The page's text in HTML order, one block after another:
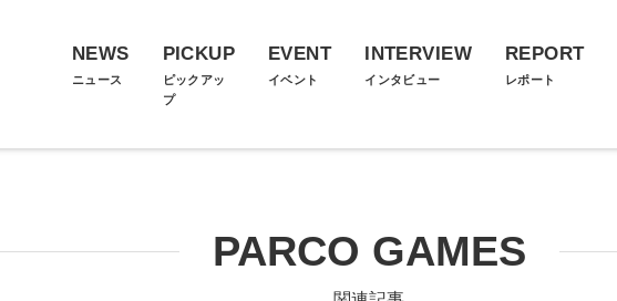
NEWS
ニュース
PICKUP
ピックアッ
プ
EVENT
イベント
INTERVIEW
インタビュー
REPORT
レポート
PARCO GAMES